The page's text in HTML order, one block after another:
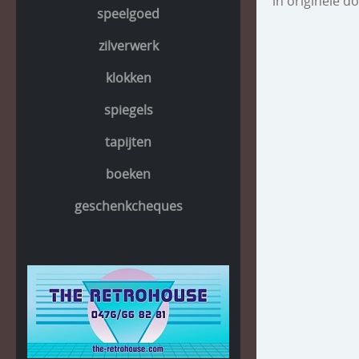
speelgoed
zilverwerk
klokken
spiegels
tapijten
boeken
geschenkcheques